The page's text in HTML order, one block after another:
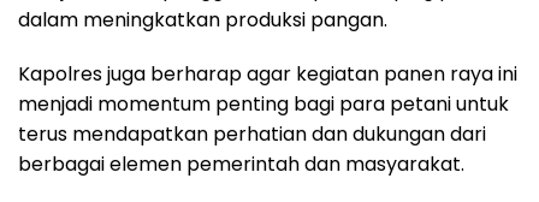
dalam meningkatkan produksi pangan.
Kapolres juga berharap agar kegiatan panen raya ini
menjadi momentum penting bagi para petani untuk
terus mendapatkan perhatian dan dukungan dari
berbagai elemen pemerintah dan masyarakat.